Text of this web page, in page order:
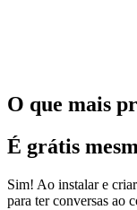
O que mais
É grátis
Sim! Ao instalar e
para ter conversas ao